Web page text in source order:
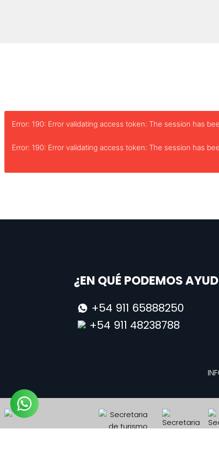
Error: 190: Error validating access token: The session has
Error: 190: Error validating access token: The session has
¿EN QUÉ PODEMOS
+54 911 65888250
+54 911 48238788